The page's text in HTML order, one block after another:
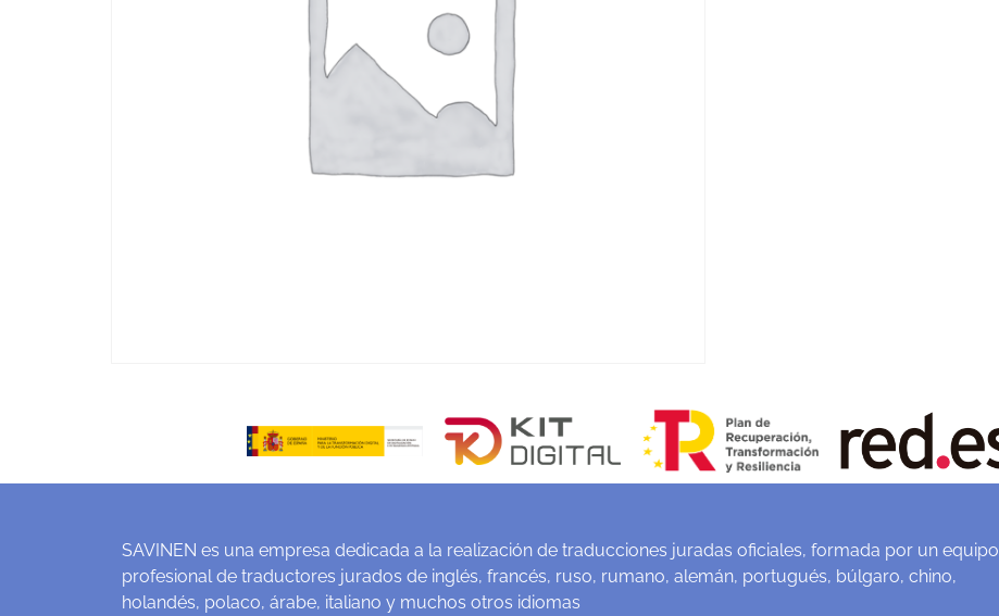
SAVINEN es una empresa dedicada a la realización de traducciones juradas oficiales, formada por un equipo
profesional de traductores jurados de inglés, francés, ruso, rumano, alemán, portugués, búlgaro, chino,
holandés, polaco, árabe, italiano y muchos otros idiomas